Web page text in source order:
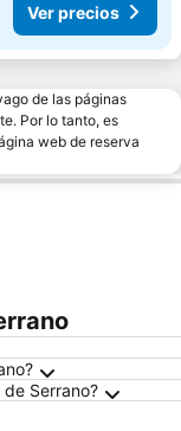
Ver precios
de las páginas
Por lo tanto, es
web de reserva
Serrano?